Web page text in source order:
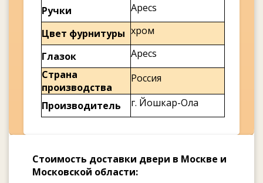
Ручки
Apecs
Цвет фурнитуры хром
Глазок
Apecs
Страна
производства
Россия
Производитель г. Йошкар-Ола
Стоимость доставки двери в Москве и
Московской области: